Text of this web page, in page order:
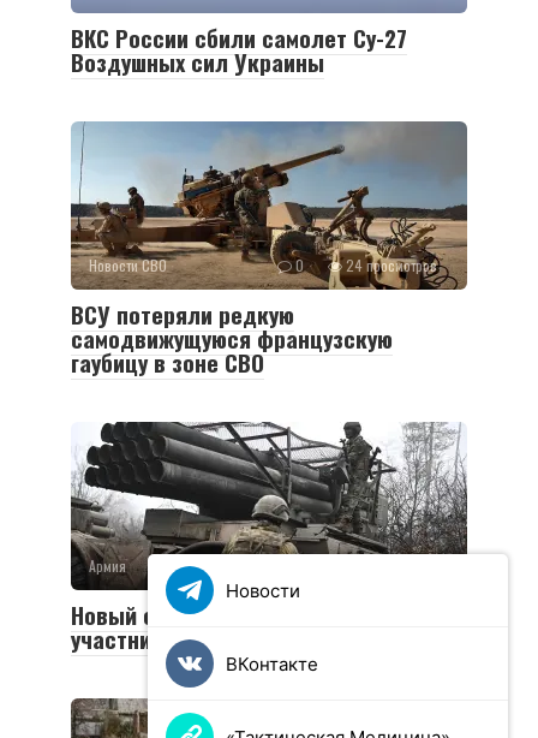
ВКС России сбили самолет Су-27
Воздушных сил Украины
Новости СВО 0 24 просмотров
ВСУ потеряли редкую
самодвижущуюся французскую
гаубицу в зоне СВО
Армия
Новый социальный контракт для
участников СВО
Новости
ВКонтакте